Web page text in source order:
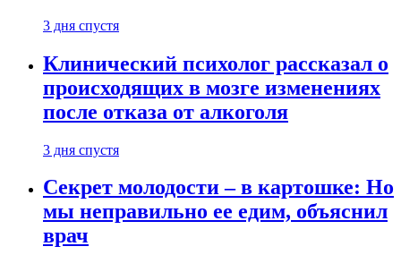
3 дня спустя
Клинический психолог рассказал о
происходящих в мозге изменениях
после отказа от алкоголя
3 дня спустя
Секрет молодости – в картошке: Но
мы неправильно ее едим, объяснил
врач